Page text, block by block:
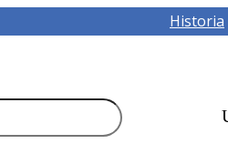
Historia